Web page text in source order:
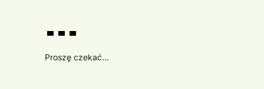
...
Proszę czekać...